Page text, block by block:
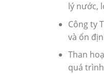
lý nước,
Công ty
và ổn
Than
quá